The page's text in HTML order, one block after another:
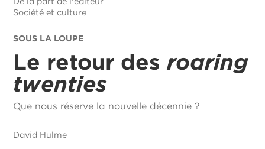
Société et culture
SOUS LA LOUPE
Le retour desroaring
twenties
Que nous réserve la nouvelle décennie ?
David Hulme